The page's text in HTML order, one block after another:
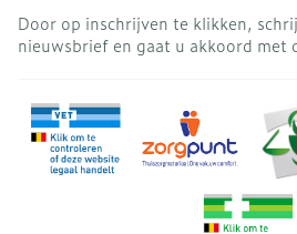
Door op inschrijven te klikken,
nieuwsbrief en gaat u akkoord met